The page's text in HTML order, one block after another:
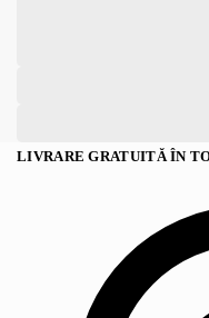
LIVRARE GRATUITĂ ÎN